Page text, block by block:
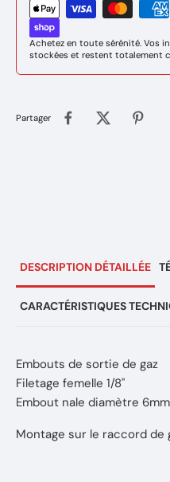
Achetez en toute sérénité. Vos
stockées et restent totalement
Partager
DESCRIPTION DÉTAILLÉE
CARACTÉRISTIQUES
Embouts de sortie de gaz
Filetage femelle 1/8"
Embout nale diamètre 6mm
Montage sur le raccord de